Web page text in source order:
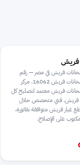
فريش في مصر — رقم
صيانة سخانات فريش 16062. مركز
فريش معتمد لتصليح كل
فريش. فني متخصص خلال
غيار فريش متوافقة بفاتورة،
على الإصلاح.